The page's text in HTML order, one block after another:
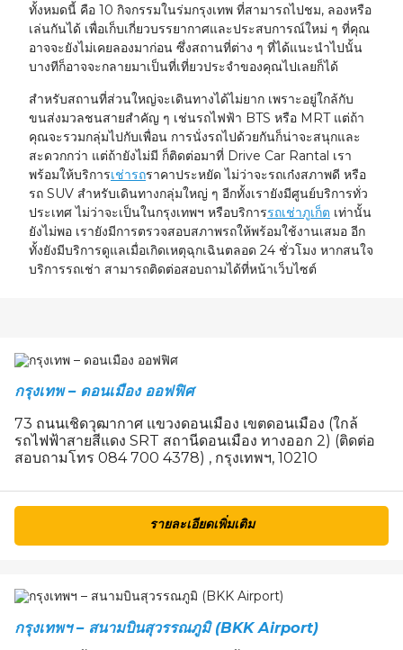
ทั้งหมดนี้ คือ 10 กิจกรรมในร่มกรุงเทพ ที่สามารถไปชม, ลองหรือ
เล่นกันได้ เพื่อเก็บเกี่ยวบรรยากาศและประสบการณ์ใหม่ ๆ ที่คุณ
อาจจะยังไม่เคยลองมาก่อน ซึ่งสถานที่ต่าง ๆ ที่ได้แนะนำไปนั้น
บางทีก็อาจจะกลายมาเป็นที่เที่ยวประจำของคุณไปเลยก็ได้
สำหรับสถานที่ส่วนใหญ่จะเดินทางได้ไม่ยาก เพราะอยู่ใกล้กับ
ขนส่งมวลชนสายสำคัญ ๆ เช่นรถไฟฟ้า BTS หรือ MRT แต่ถ้า
คุณจะรวมกลุ่มไปกับเพื่อน การนั่งรถไปด้วยกันก็น่าจะสนุกและ
สะดวกกว่า แต่ถ้ายังไม่มี ก็ติดต่อมาที่ Drive Car Rantal เรา
พร้อมให้บริการเช่ารถราคาประหยัด ไม่ว่าจะรถเก๋งสภาพดี หรือ
รถ SUV สำหรับเดินทางกลุ่มใหญ่ ๆ อีกทั้งเรายังมีศูนย์บริการทั่ว
ประเทศ ไม่ว่าจะเป็นในกรุงเทพฯ หรือบริการรถเช่าภูเก็ต เท่านั้น
ยังไม่พอ เรายังมีการตรวจสอบสภาพรถให้พร้อมใช้งานเสมอ อีก
ทั้งยังมีบริการดูแลเมื่อเกิดเหตุฉุกเฉินตลอด 24 ชั่วโมง หากสนใจ
บริการรถเช่า สามารถติดต่อสอบถามได้ที่หน้าเว็บไซต์
กรุงเทพ – ดอนเมือง ออฟฟิศ
73 ถนนเชิดวุฒากาศ แขวงดอนเมือง เขตดอนเมือง (ใกล้
รถไฟฟ้าสายสีแดง SRT สถานีดอนเมือง ทางออก 2) (ติดต่อ
สอบถามโทร 084 700 4378) , กรุงเทพฯ, 10210
รายละเอียดเพิ่มเติม
กรุงเทพฯ – สนามบินสุวรรณภูมิ (BKK Airport)